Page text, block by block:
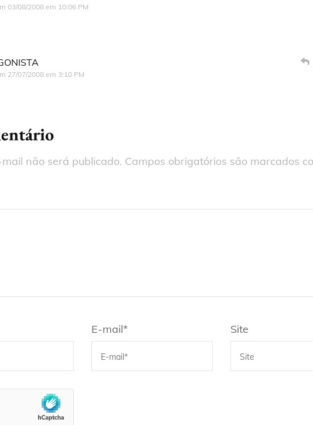
03/08/2008 em 10:06 PM
27/07/2008 em 3:10 PM
não será publicado. Campos obrigatórios são marcados
E-mail* Site